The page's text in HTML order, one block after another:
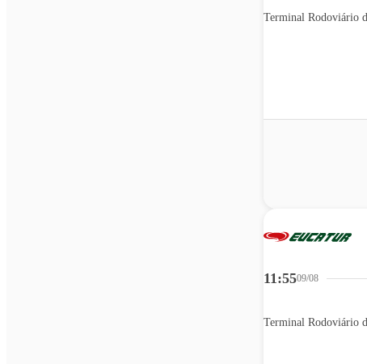
Terminal Rodoviário
11:5509/08
Terminal Rodoviário